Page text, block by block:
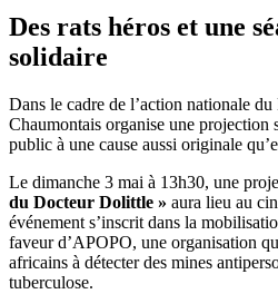
Des rats héros et une
solidaire
Dans le cadre de l’action nationale
Chaumontais organise une projection
public à une cause aussi originale
Le dimanche 3 mai à 13h30, une
du Docteur Dolittle » aura lieu au
événement s’inscrit dans la
faveur d’APOPO, une organisation
africains à détecter des mines
tuberculose.